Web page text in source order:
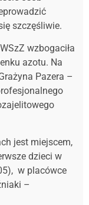
szczęśliwie.
wzbogaciła
azotu. Na
Pazera –
jest miejscem,
dzieci w
w placówce
–